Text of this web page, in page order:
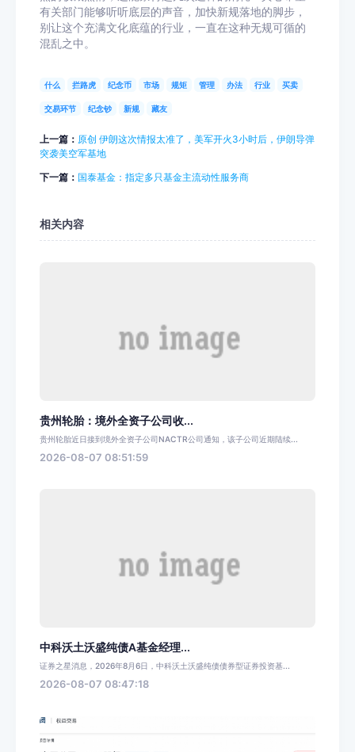
有关部门能够听听底层的声音，加快新规落地的脚步，
别让这个充满文化底蕴的行业，一直在这种无规可循的
混乱之中。
什么 拦路虎 纪念币 市场 规矩 管理 办法 行业 买卖
交易环节 纪念钞 新规 藏友
上一篇： 原创 伊朗这次情报太准了，美军开火3小时后，伊朗导弹
突袭美空军基地
下一篇： 国泰基金：指定多只基金主流动性服务商
相关内容
贵州轮胎：境外全资子公司收...
贵州轮胎近日接到境外全资子公司NACTR公司通知，该子公司近期陆续...
2026-08-07 08:51:59
中科沃土沃盛纯债A基金经理...
证券之星消息，2026年8月6日，中科沃土沃盛纯债债券型证券投资基...
2026-08-07 08:47:18